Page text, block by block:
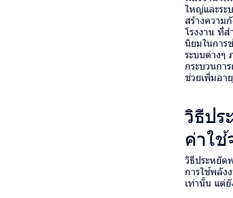
ใหญ่และระ
สร้างความ
โรงงาน ที่
นิยมในการ
ระบบต่างๆ
กระบวนกา
ช่วยเพิ่มอา
วิธีปร
ค่าใ
วิธีประหยัด
การใช้พลัง
เท่านั้น แต่